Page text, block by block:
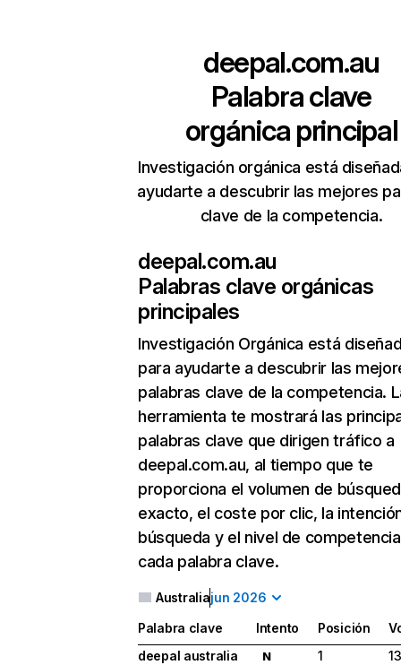
deepal.com.au
Palabra clave
orgánica principal
Investigación orgánica está
ayudarte a descubrir las mejores
clave de la competencia.
deepal.com.au
Palabras clave orgánicas
principales
Investigación Orgánica está
para ayudarte a descubrir las
palabras clave de la competencia.
herramienta te mostrará las
palabras clave que dirigen tráfico a
deepal.com.au, al tiempo que te
proporciona el volumen de
exacto, el coste por clic, la
búsqueda y el nivel de
cada palabra clave.
Australiajun 2026
Palabra clave Intento Posición
deepal australia
N 1